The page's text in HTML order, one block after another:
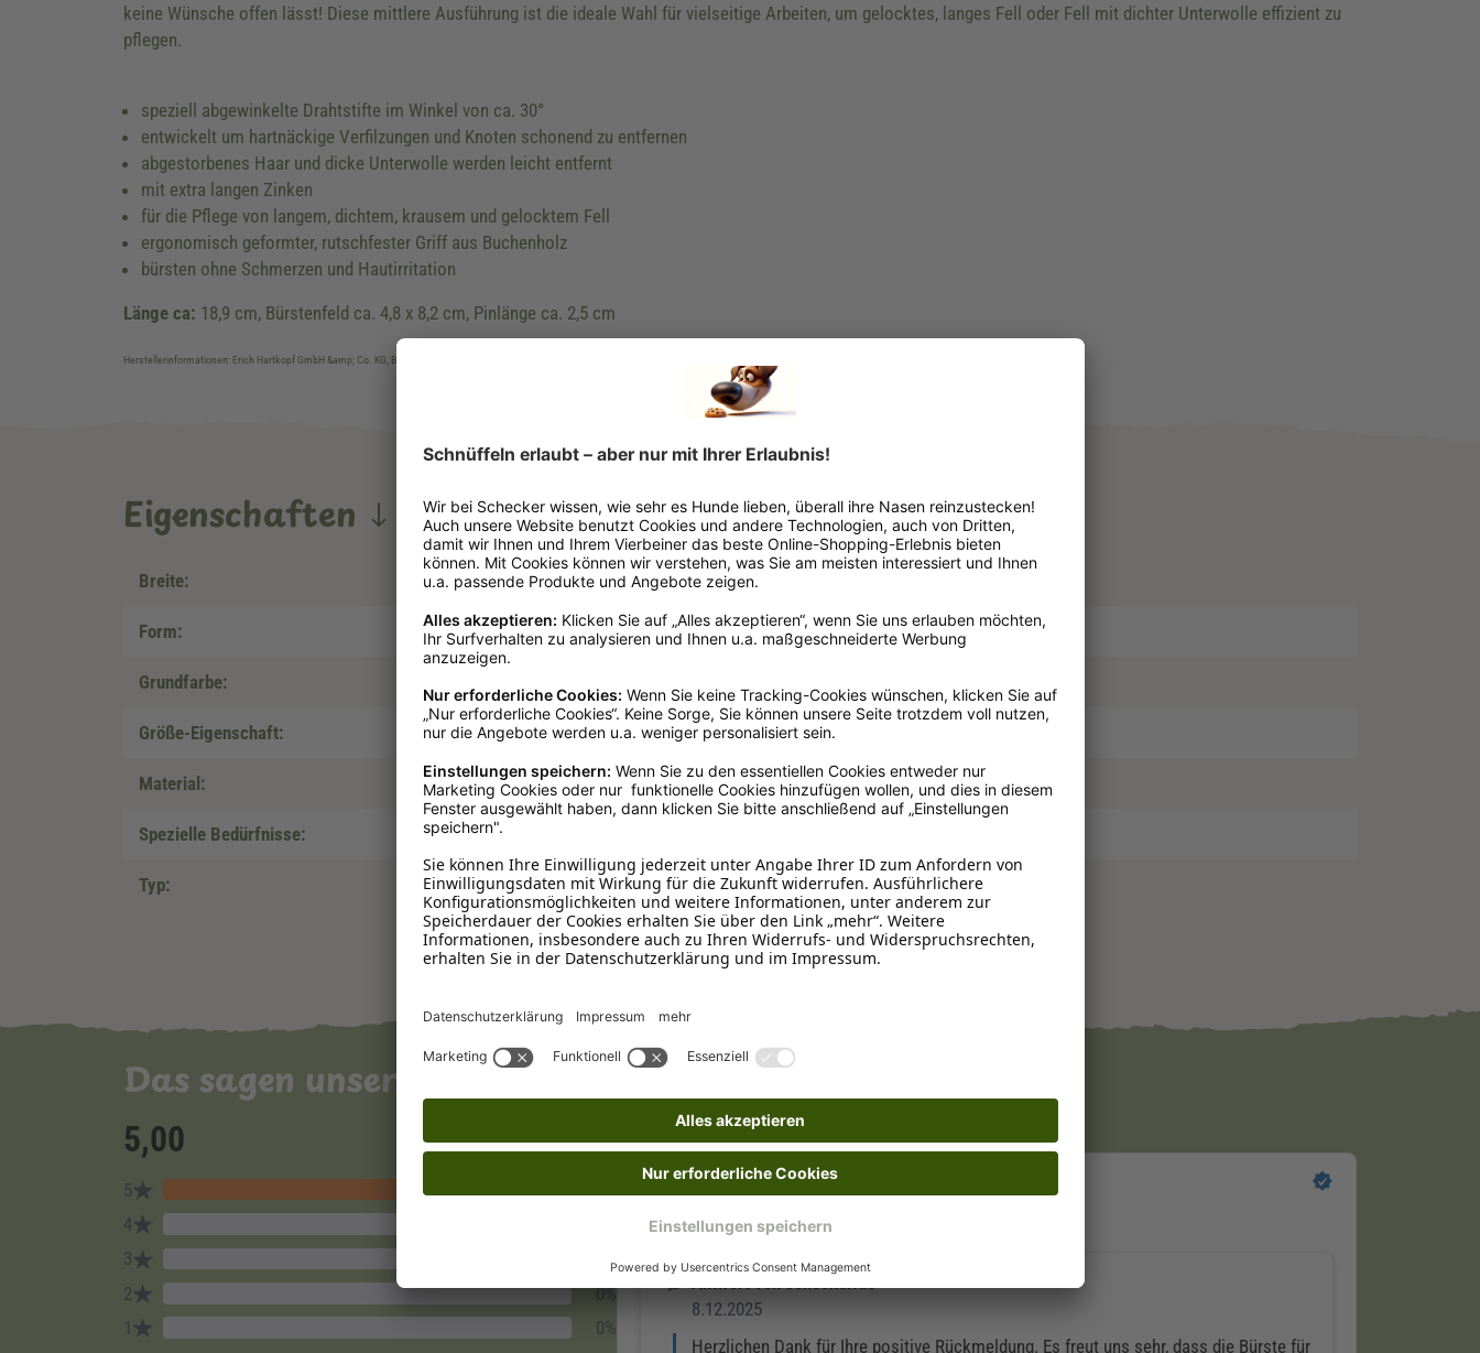
keine Wünsche offen lässt! Diese mittlere Ausführung ist die ideale Wahl für vielseitige Arbeiten, um gelocktes, langes Fell oder Fell mit dichter Unterwolle effizient zu
pflegen.
speziell abgewinkelte Drahtstifte im Winkel von ca. 30°
entwickelt um hartnäckige Verfilzungen und Knoten schonend zu entfernen
abgestorbenes Haar und dicke Unterwolle werden leicht entfernt
mit extra langen Zinken
für die Pflege von langem, dichtem, krausem und gelocktem Fell
ergonomisch geformter, rutschfester Griff aus Buchenholz
bürsten ohne Schmerzen und Hautirritation
Länge ca: 18,9 cm, Bürstenfeld ca. 4,8 x 8,2 cm, Pinlänge ca. 2,5 cm
Herstellerinformationen: Erich Hartkopf GmbH &amp; Co. KG, Bäckershöf 13-15, DE-42699 Solingen, info@ehaso.de
Eigenschaften
Breite: 65 - 75 Millimeter
Form: Eckig
Grundfarbe:
Größe-Eigenschaft: 10 - 20 cm
Material: Metall
Spezielle Bedürfnisse:
Typ: Hundebürsten
Das sagen unsere Kunden